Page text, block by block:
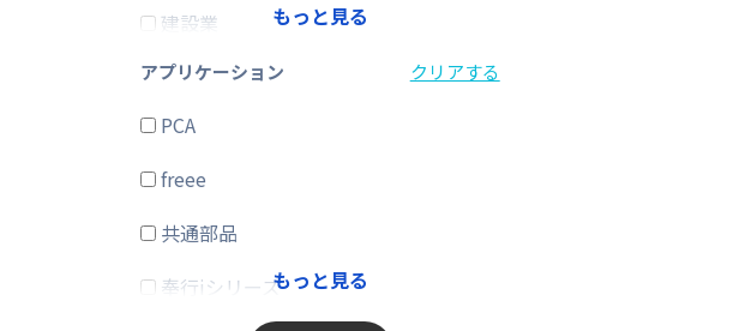
その他
建設業
製造業
電気・ガス・熱供給・水道業
情報通信業
運輸業、郵便業
卸売業、小売業
もっと見る
アプリケーション クリアする
PCA
freee
共通部品
奉行iシリーズもっと見る